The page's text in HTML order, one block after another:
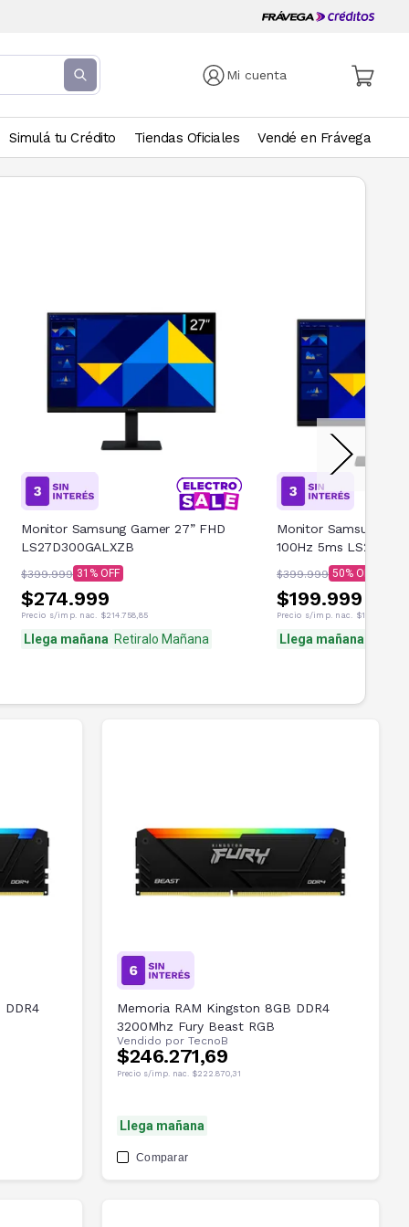
Mi cuenta
Simulá tu Crédito Tiendas Oficiales Vendé en Frávega
Monitor Samsung Gamer 27” FHD
LS27D300GALXZB
$399.999 31
$274.999
Precio s/imp. nac. $214.758,85
Llega mañana Retiralo Mañana
Monitor Samsung
100Hz 5ms
$399.999 50
$199.999
Precio s/imp. nac. $155.781,93
Llega mañana
Memoria RAM Kingston 8GB DDR4
3200Mhz Fury Beast RGB
Vendido por TecnoB
$246.271,69
Precio s/imp. nac. $222.870,31
Llega mañana
Comparar